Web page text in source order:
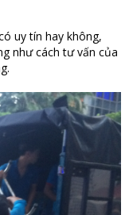
uy tín hay không,
như cách tư vấn của